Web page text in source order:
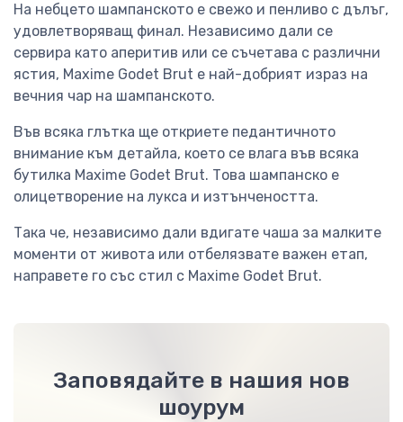
На небцето шампанското е свежо и пенливо с дълъг,
удовлетворяващ финал. Независимо дали се
сервира като аперитив или се съчетава с различни
ястия, Maxime Godet Brut е най-добрият израз на
вечния чар на шампанското.
Във всяка глътка ще откриете педантичното
внимание към детайла, което се влага във всяка
бутилка Maxime Godet Brut. Това шампанско е
олицетворение на лукса и изтънчеността.
Така че, независимо дали вдигате чаша за малките
моменти от живота или отбелязвате важен етап,
направете го със стил с Maxime Godet Brut.
Заповядайте в нашия нов
шоурум